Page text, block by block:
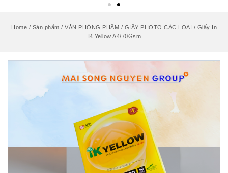
Home / Sản phẩm / VĂN PHÒNG PHẨM / GIẤY PHOTO CÁC LOẠI / Giấy In
IK Yellow A4/70Gsm